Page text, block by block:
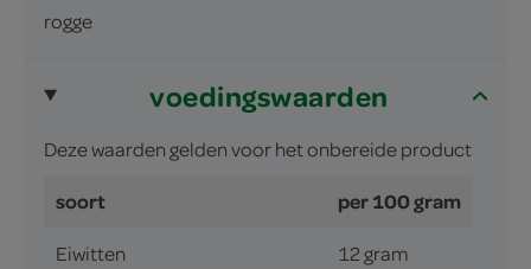
rogge
voedingswaarden
Deze waarden gelden voor het onbereide product
soort per 100 gram
Eiwitten 12 gram